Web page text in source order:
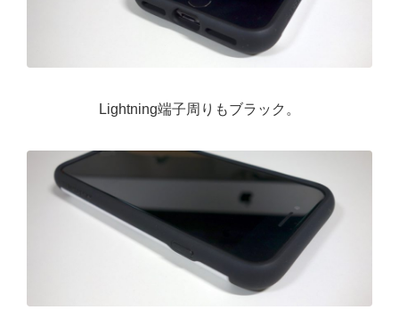
Lightning端子周りもブラック。